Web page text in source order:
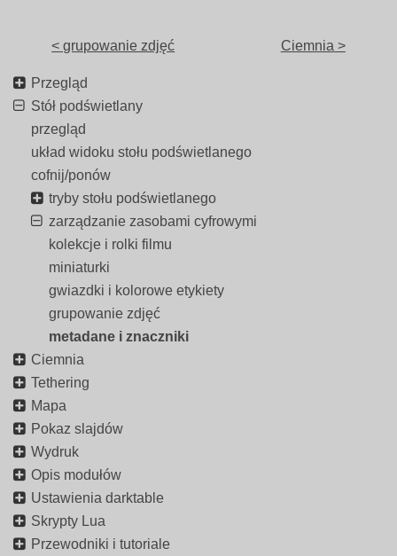
< grupowanie zdjęć Ciemnia >
Przegląd
Stół podświetlany
przegląd
układ widoku stołu podświetlanego
cofnij/ponów
tryby stołu podświetlanego
zarządzanie zasobami cyfrowymi
kolekcje i rolki filmu
miniaturki
gwiazdki i kolorowe etykiety
grupowanie zdjęć
metadane i znaczniki
Ciemnia
Tethering
Mapa
Pokaz slajdów
Wydruk
Opis modułów
Ustawienia darktable
Skrypty Lua
Przewodniki i tutoriale